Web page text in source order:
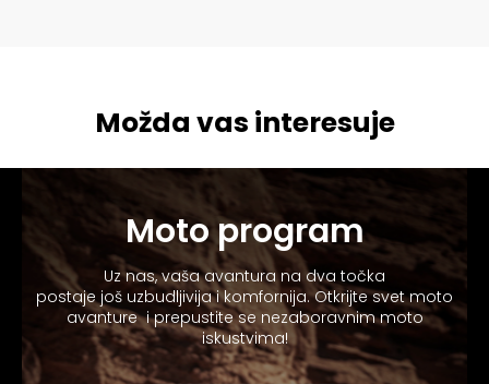
Možda vas interesuje
Moto program
Uz nas, vaša avantura na dva točka
postaje još uzbudljivija i komfornija. Otkrijte svet moto
avanture i prepustite se nezaboravnim moto
iskustvima!